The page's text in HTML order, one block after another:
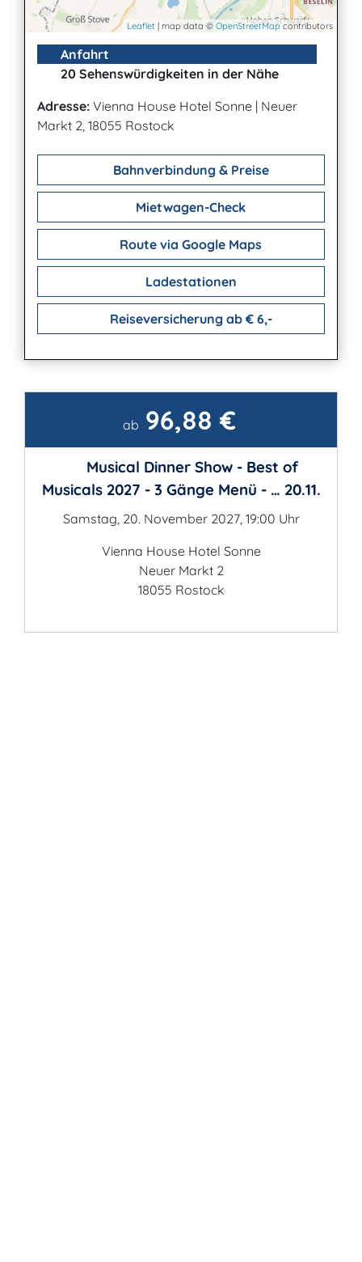
Leaflet | map data © OpenStreetMapcontributors
Anfahrt
20 Sehenswürdigkeiten in der Nähe
Adresse: Vienna House Hotel Sonne | Neuer
Markt 2, 18055 Rostock
Bahnverbindung & Preise
Mietwagen-Check
Route via Google Maps
Ladestationen
Reiseversicherung ab € 6,-
Kontaktab 96,88 €
Musical Dinner Show - Best of
Musicals 2027 - 3 Gänge Menü - … 20.11.
Samstag, 20. November 2027, 19:00 Uhr
Vienna House Hotel Sonne
Neuer Markt 2
18055 Rostock